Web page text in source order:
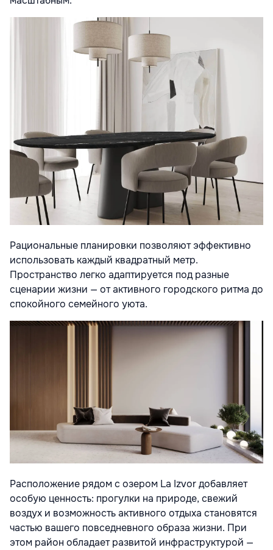
Рациональные планировки позволяют эффективно
использовать каждый квадратный метр.
Пространство легко адаптируется под разные
сценарии жизни — от активного городского ритма до
спокойного семейного уюта.
Расположение рядом с озером La Izvor добавляет
особую ценность: прогулки на природе, свежий
воздух и возможность активного отдыха становятся
частью вашего повседневного образа жизни. При
этом район обладает развитой инфраструктурой —